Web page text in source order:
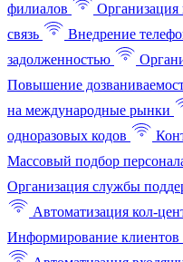
филиалов
Организация
связь
Внедрение
задолженностью
Повышение
на международные рынки
одноразовых кодов
Массовый подбор
Организация службы
Автоматизация кол-
Информирование клиентов